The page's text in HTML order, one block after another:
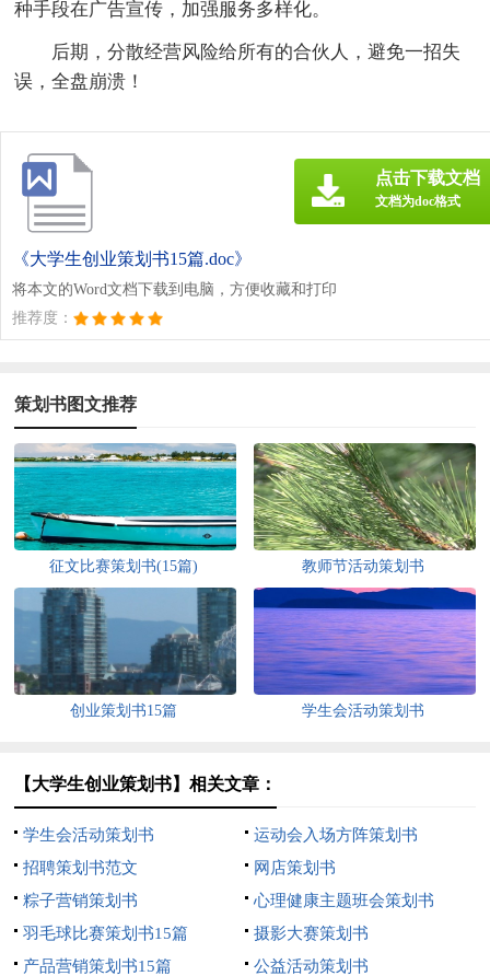
种手段在广告宣传，加强服务多样化。
后期，分散经营风险给所有的合伙人，避免一招失
误，全盘崩溃！
《大学生创业策划书15篇.doc》
将本文的Word文档下载到电脑，方便收藏和打印
推荐度：
点击下载文档
文档为doc格式
策划书图文推荐
征文比赛策划书(15篇) 教师节活动策划书
创业策划书15篇 学生会活动策划书
【大学生创业策划书】相关文章：
学生会活动策划书
运动会入场方阵策划书
招聘策划书范文
网店策划书
粽子营销策划书
心理健康主题班会策划书
羽毛球比赛策划书15篇
摄影大赛策划书
产品营销策划书15篇
公益活动策划书